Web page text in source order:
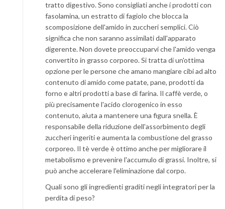
tratto digestivo. Sono consigliati anche i prodotti con
fasolamina, un estratto di fagiolo che blocca la
scomposizione dell'amido in zuccheri semplici. Ciò
significa che non saranno assimilati dall'apparato
digerente. Non dovete preoccuparvi che l'amido venga
convertito in grasso corporeo. Si tratta di un'ottima
opzione per le persone che amano mangiare cibi ad alto
contenuto di amido come patate, pane, prodotti da
forno e altri prodotti a base di farina. Il caffè verde, o
più precisamente l'acido clorogenico in esso
contenuto, aiuta a mantenere una figura snella. È
responsabile della riduzione dell'assorbimento degli
zuccheri ingeriti e aumenta la combustione del grasso
corporeo. Il tè verde è ottimo anche per migliorare il
metabolismo e prevenire l'accumulo di grassi. Inoltre, si
può anche accelerare l'eliminazione dal corpo.
Quali sono gli ingredienti graditi negli integratori per la
perdita di peso?